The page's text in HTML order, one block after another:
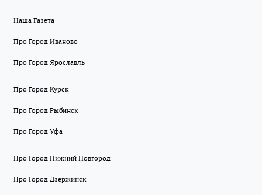
Наша Газета
Про Город Иваново
Про Город Ярославль
Про Город Курск
Про Город Рыбинск
Про Город Уфа
Про Город Нижний Новгород
Про Город Дзержинск